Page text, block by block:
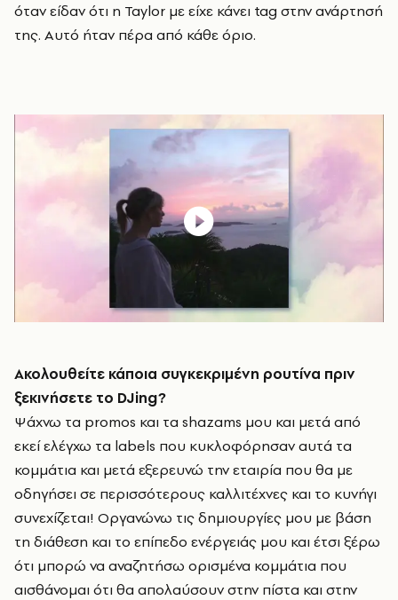
όταν είδαν ότι η Taylor με είχε κάνει tag στην ανάρτησή
της. Αυτό ήταν πέρα από κάθε όριο.
Ακολουθείτε κάποια συγκεκριμένη ρουτίνα πριν
ξεκινήσετε το DJing?
Ψάχνω τα promos και τα shazams μου και μετά από
εκεί ελέγχω τα labels που κυκλοφόρησαν αυτά τα
κομμάτια και μετά εξερευνώ την εταιρία που θα με
οδηγήσει σε περισσότερους καλλιτέχνες και το κυνήγι
συνεχίζεται! Οργανώνω τις δημιουργίες μου με βάση
τη διάθεση και το επίπεδο ενέργειάς μου και έτσι ξέρω
ότι μπορώ να αναζητήσω ορισμένα κομμάτια που
αισθάνομαι ότι θα απολαύσουν στην πίστα και στην